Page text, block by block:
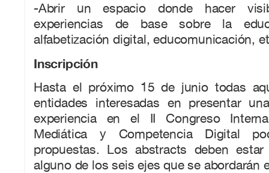
-Abrir un espacio donde hacer
experiencias de base sobre la
alfabetización digital, educomunicación,
Inscripción
Hasta el próximo 15 de junio todas
entidades interesadas en presentar
experiencia en el II Congreso
Mediática y Competencia Digital
propuestas. Los abstracts deben
alguno de los seis ejes que se abordarán